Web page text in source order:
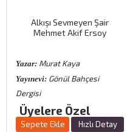
Alkışı Sevmeyen Şair
Mehmet Akif Ersoy
Yazar: Murat Kaya
Yayınevi: Gönül Bahçesi
Dergisi
Üyelere Özel
Sepete Ekle Hızlı Detay